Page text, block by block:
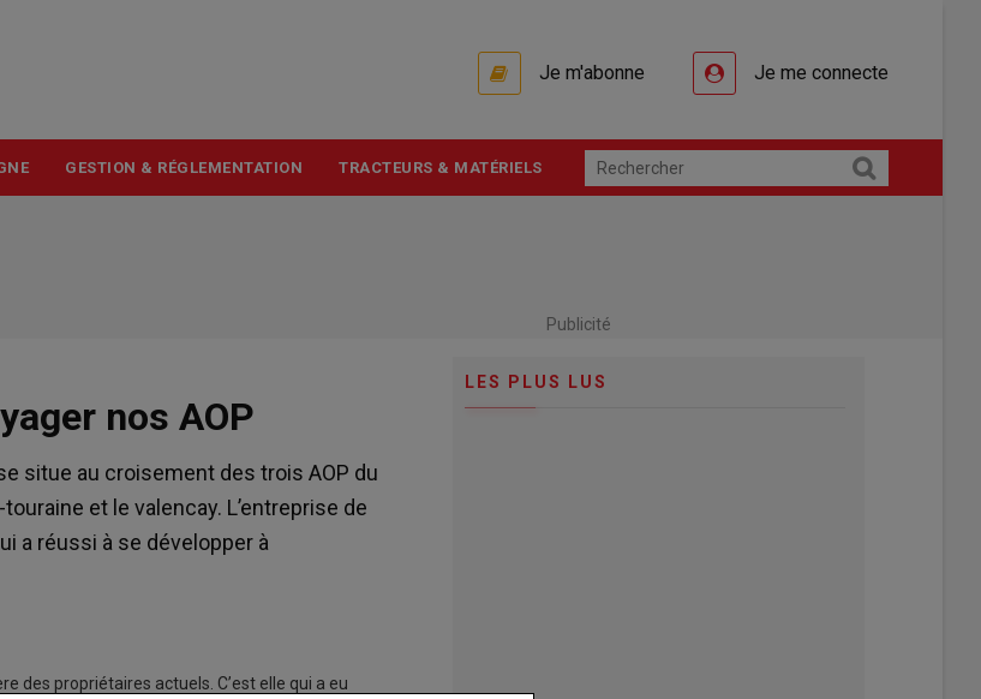
Je m'abonne Je me connecte
GESTION & RÉGLEMENTATION TRACTEURS & MATÉRIELS
Publicité
nos AOP
situe au croisement des trois AOP du
et le valencay. L’entreprise de
a réussi à se développer à
des propriétaires actuels. C’est elle qui a eu
LES PLUS LUS